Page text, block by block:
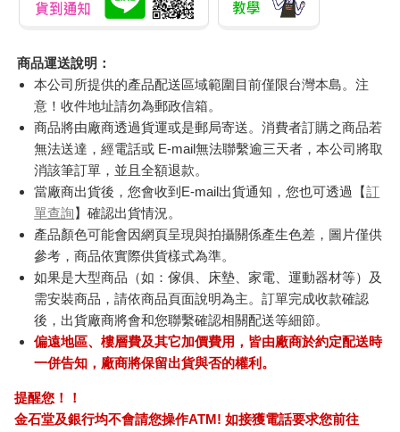
商品運送說明：
本公司所提供的產品配送區域範圍目前僅限台灣本島。注
意！收件地址請勿為郵政信箱。
商品將由廠商透過貨運或是郵局寄送。消費者訂購之商品若
無法送達，經電話或 E-mail無法聯繫逾三天者，本公司將取
消該筆訂單，並且全額退款。
當廠商出貨後，您會收到E-mail出貨通知，您也可透過【訂
單查詢】確認出貨情況。
產品顏色可能會因網頁呈現與拍攝關係產生色差，圖片僅供
參考，商品依實際供貨樣式為準。
如果是大型商品（如：傢俱、床墊、家電、運動器材等）及
需安裝商品，請依商品頁面說明為主。訂單完成收款確認
後，出貨廠商將會和您聯繫確認相關配送等細節。
偏遠地區、樓層費及其它加價費用，皆由廠商於約定配送時
一併告知，廠商將保留出貨與否的權利。
提醒您！！
金石堂及銀行均不會請您操作ATM! 如接獲電話要求您前往